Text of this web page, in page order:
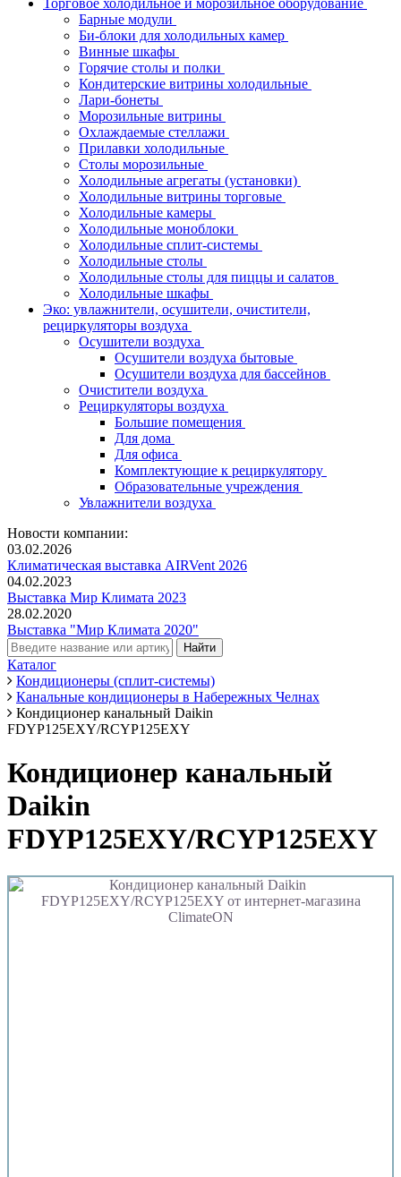
Торговое холодильное и морозильное оборудование
Барные модули
Би-блоки для холодильных камер
Винные шкафы
Горячие столы и полки
Кондитерские витрины холодильные
Лари-бонеты
Морозильные витрины
Охлаждаемые стеллажи
Прилавки холодильные
Столы морозильные
Холодильные агрегаты (установки)
Холодильные витрины торговые
Холодильные камеры
Холодильные моноблоки
Холодильные сплит-системы
Холодильные столы
Холодильные столы для пиццы и салатов
Холодильные шкафы
Эко: увлажнители, осушители, очистители,
рециркуляторы воздуха
Осушители воздуха
Осушители воздуха бытовые
Осушители воздуха для бассейнов
Очистители воздуха
Рециркуляторы воздуха
Большие помещения
Для дома
Для офиса
Комплектующие к рециркулятору
Образовательные учреждения
Увлажнители воздуха
Новости компании:
03.02.2026
Климатическая выставка AIRVent 2026
04.02.2023
Выставка Мир Климата 2023
28.02.2020
Выставка "Мир Климата 2020"
Каталог
Кондиционеры (сплит-системы)
Канальные кондиционеры в Набережных Челнах
Кондиционер канальный Daikin
FDYP125EXY/RCYP125EXY
Кондиционер канальный
Daikin
FDYP125EXY/RCYP125EXY